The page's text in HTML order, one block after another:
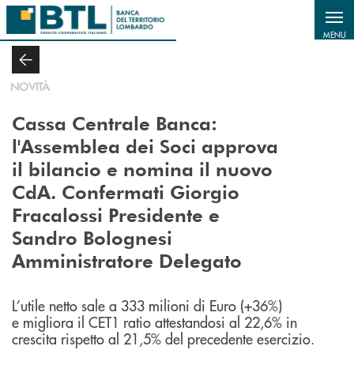
Salta al contenuto principale
MENU
NOVITÀ
Cassa Centrale Banca:
l'Assemblea dei Soci approva
il bilancio e nomina il nuovo
CdA. Confermati Giorgio
Fracalossi Presidente e
Sandro Bolognesi
Amministratore Delegato
L’utile netto sale a 333 milioni di Euro (+36%)
e migliora il CET1 ratio attestandosi al 22,6% in
crescita rispetto al 21,5% del precedente esercizio.